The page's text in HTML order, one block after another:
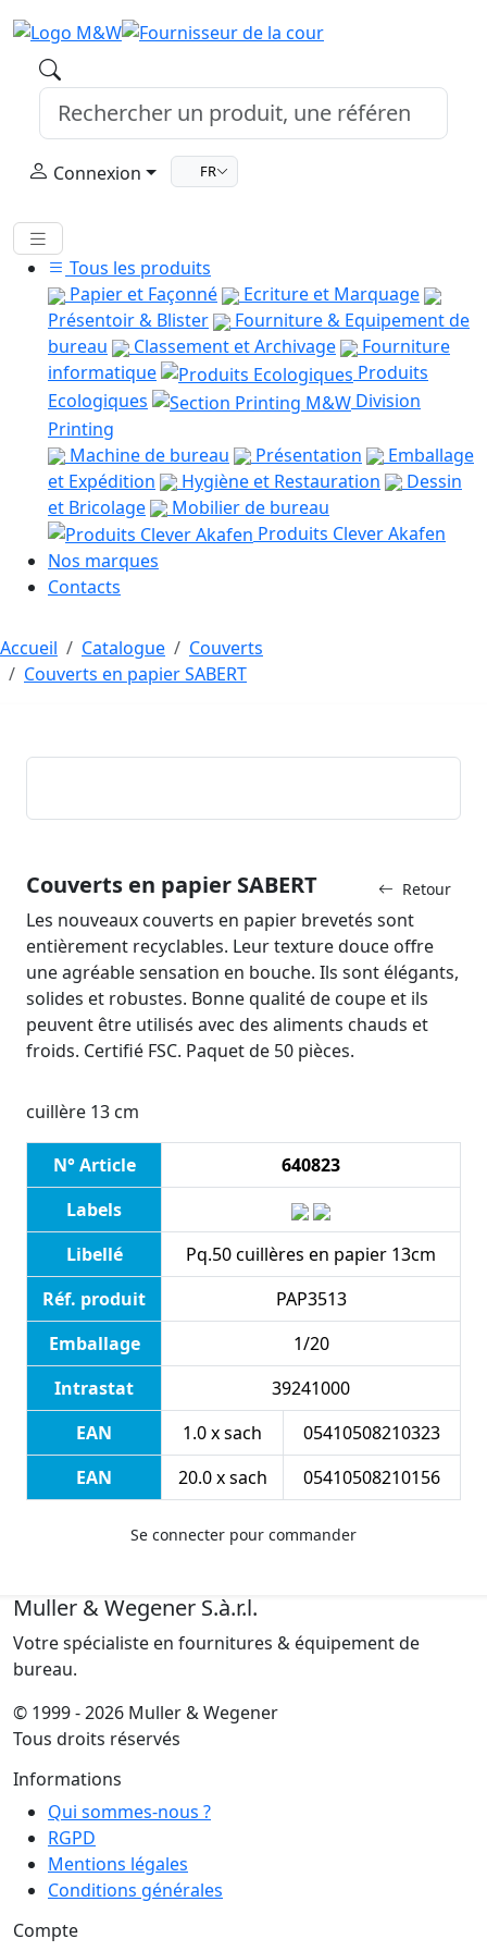
Connexion FR
Tous les produits
Papier et Façonné
Ecriture et Marquage
Présentoir & Blister
Fourniture & Equipement de
bureau
Classement et Archivage
Fourniture
informatique
Produits
Ecologiques
Division
Printing
Machine de bureau
Présentation
Emballage
et Expédition
Hygiène et Restauration
Dessin
et Bricolage
Mobilier de bureau
Produits Clever Akafen
Nos marques
Contacts
Accueil Catalogue
Couverts
Couverts en papier SABERT
Retour
Couverts en papier SABERT
Les nouveaux couverts en papier brevetés sont
entièrement recyclables. Leur texture douce offre
une agréable sensation en bouche. Ils sont élégants,
solides et robustes. Bonne qualité de coupe et ils
peuvent être utilisés avec des aliments chauds et
froids. Certifié FSC. Paquet de 50 pièces.
cuillère 13 cm
N° Article
640823
Labels
Libellé
Pq.50 cuillères en papier 13cm
Réf. produit
PAP3513
Emballage
1/20
Intrastat
39241000
EAN
1.0 x sach
05410508210323
EAN
20.0 x sach 05410508210156
Se connecter pour commander
Muller & Wegener S.à.r.l.
Votre spécialiste en fournitures & équipement de
bureau.
© 1999 - 2026 Muller & Wegener
Tous droits réservés
Informations
Qui sommes-nous ?
RGPD
Mentions légales
Conditions générales
Compte